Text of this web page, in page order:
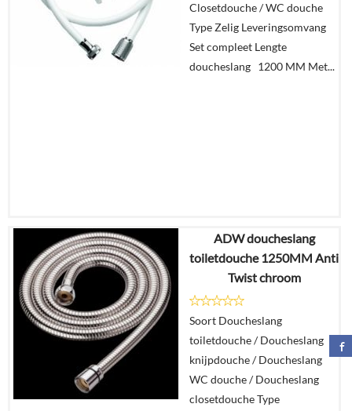
In
winkelmand
Closetdouche / WC douche
Type Zelig Leveringsomvang
Set compleet Lengte
doucheslang 1200 MM Met...
€85,91
€78,18
In
winkelmand
ADW doucheslang
toiletdouche 1250MM Anti
Twist chroom
Soort Doucheslang
toiletdouche / Doucheslang
knijpdouche / Doucheslang
WC douche / Doucheslang
closetdouche Type